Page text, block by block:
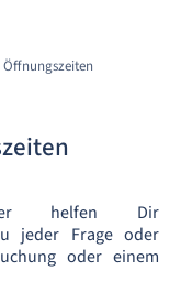
Öffnungszeiten
helfen Dir
jeder Frage oder
oder einem